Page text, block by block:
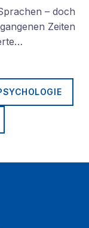
– doch
Zeiten